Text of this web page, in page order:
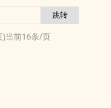
)当前16条/页